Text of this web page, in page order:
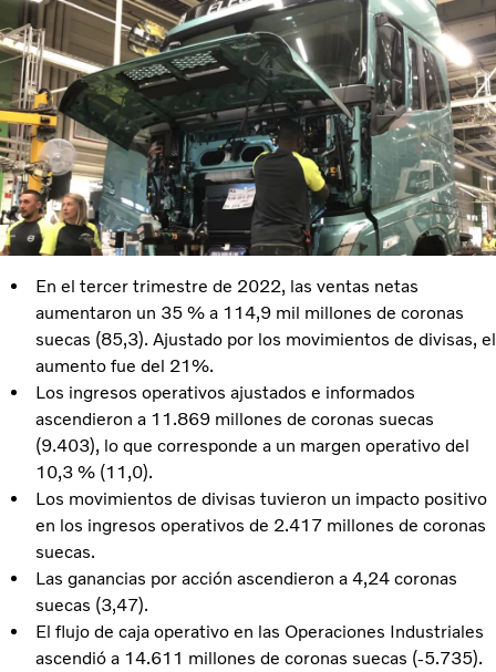
En el tercer trimestre de 2022, las ventas netas
aumentaron un 35 % a 114,9 mil millones de coronas
suecas (85,3). Ajustado por los movimientos de divisas, el
aumento fue del 21%.
Los ingresos operativos ajustados e informados
ascendieron a 11.869 millones de coronas suecas
(9.403), lo que corresponde a un margen operativo del
10,3 % (11,0).
Los movimientos de divisas tuvieron un impacto positivo
en los ingresos operativos de 2.417 millones de coronas
suecas.
Las ganancias por acción ascendieron a 4,24 coronas
suecas (3,47).
El flujo de caja operativo en las Operaciones Industriales
ascendió a 14.611 millones de coronas suecas (-5.735).